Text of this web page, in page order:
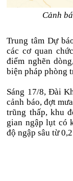
Cảnh
Trung tâm Dự
các cơ quan
điểm nghẽn
biện pháp phòng
Sáng 17/8, Đài
cảnh báo, đợt
trũng thấp, khu
gian ngập lụt có
độ ngập sâu từ